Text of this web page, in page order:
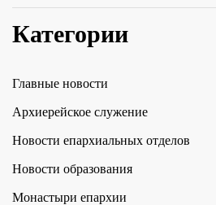
Категории
Главные новости
Архиерейское служение
Новости епархиальных отделов
Новости образования
Монастыри епархии